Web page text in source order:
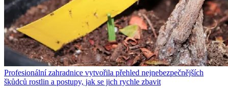
Profesionální zahradnice vytvořila přehled nejnebezpečnějších
škůdců rostlin a postupy, jak se jich rychle zbavit